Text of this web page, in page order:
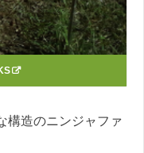
構造のニンジャファ